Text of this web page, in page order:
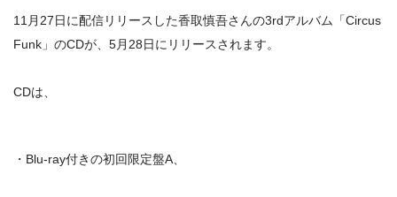
11月27日に配信リリースした香取慎吾さんの3rdアルバム「Circus
Funk」のCDが、5月28日にリリースされます。
CDは、
・Blu-ray付きの初回限定盤A、